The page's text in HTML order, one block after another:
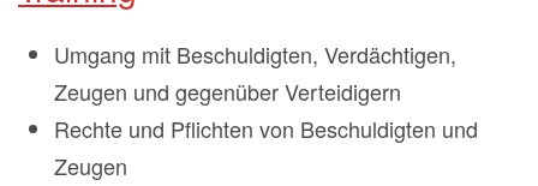
Umgang mit Beschuldigten, Verdächtigen,
Zeugen und gegenüber Verteidigern
Rechte und Pflichten von Beschuldigten und
Zeugen